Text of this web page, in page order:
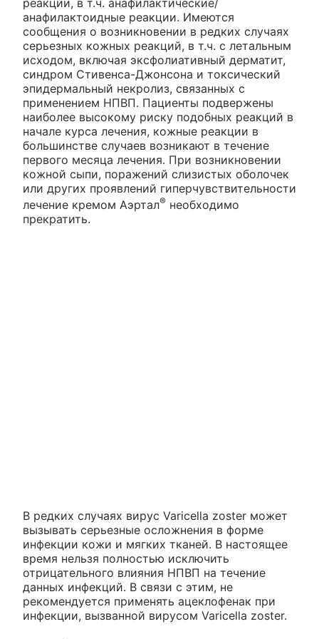
анафилактоидные реакции. Имеются
сообщения о возникновении в редких случаях
серьезных кожных реакций, в т.ч. с летальным
исходом, включая эксфолиативный дерматит,
синдром Стивенса-Джонсона и токсический
эпидермальный некролиз, связанных с
применением НПВП. Пациенты подвержены
наиболее высокому риску подобных реакций в
начале курса лечения, кожные реакции в
большинстве случаев возникают в течение
первого месяца лечения. При возникновении
кожной сыпи, поражений слизистых оболочек
или других проявлений гиперчувствительности
лечение кремом Аэртал® необходимо
прекратить.
В редких случаях вирус Varicella zoster может
вызывать серьезные осложнения в форме
инфекции кожи и мягких тканей. В настоящее
время нельзя полностью исключить
отрицательного влияния НПВП на течение
данных инфекций. В связи с этим, не
рекомендуется применять ацеклофенак при
инфекции, вызванной вирусом Varicella zoster.